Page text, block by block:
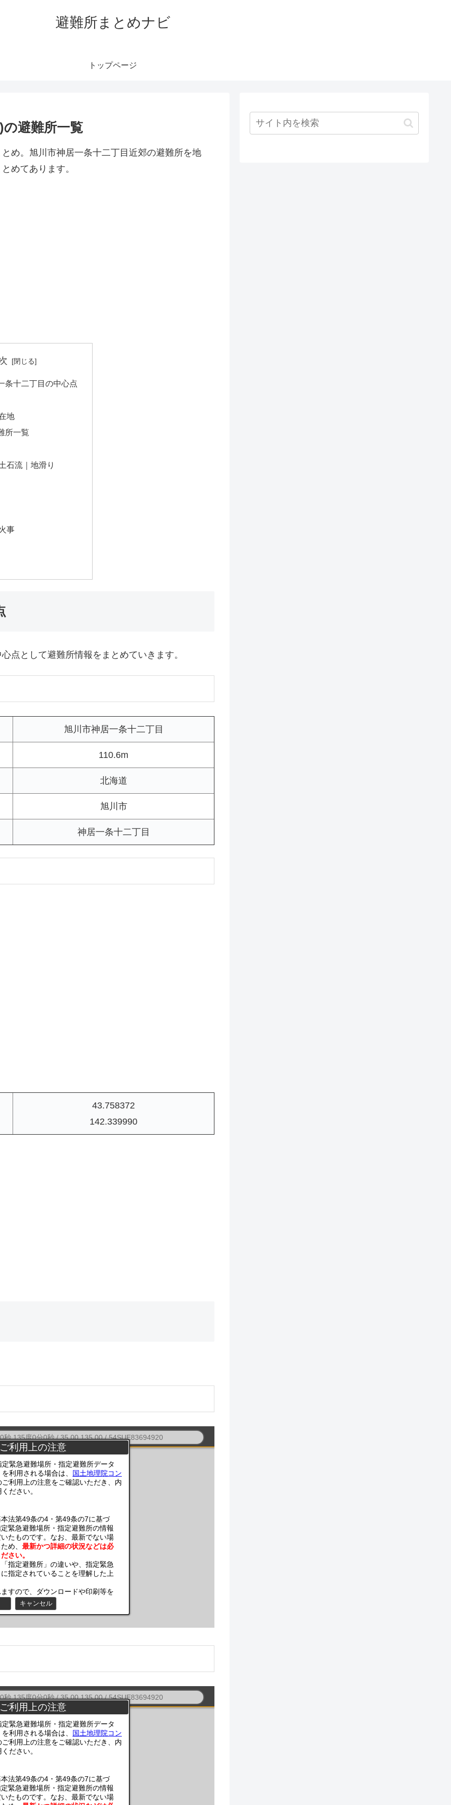
避難所まとめナビ
トップページ
避難所一覧
め。旭川市神居一条十二丁目近郊の避難所を地
めてあります。
条十二丁目の中心点
地
所一覧
石流｜地滑り
事
点として避難所情報をまとめていきます。
旭川市神居一条十二丁目
110.6m
北海道
旭川市
神居一条十二丁目
43.758372
142.339990